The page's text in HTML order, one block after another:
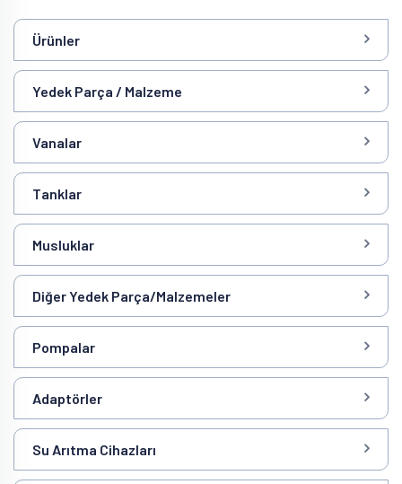
Ürünler
Yedek Parça / Malzeme
Vanalar
Tanklar
Musluklar
Diğer Yedek Parça/Malzemeler
Pompalar
Adaptörler
Su Arıtma Cihazları